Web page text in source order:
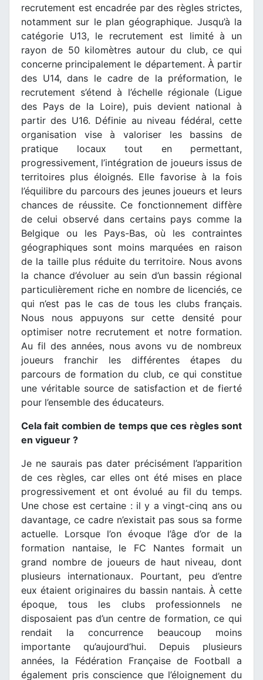
recrutement est encadrée par des règles strictes,
notamment sur le plan géographique. Jusqu’à la
catégorie U13, le recrutement est limité à un
rayon de 50 kilomètres autour du club, ce qui
concerne principalement le département. À partir
des U14, dans le cadre de la préformation, le
recrutement s’étend à l’échelle régionale (Ligue
des Pays de la Loire), puis devient national à
partir des U16. Définie au niveau fédéral, cette
organisation vise à valoriser les bassins de
pratique locaux tout en permettant,
progressivement, l’intégration de joueurs issus de
territoires plus éloignés. Elle favorise à la fois
l’équilibre du parcours des jeunes joueurs et leurs
chances de réussite. Ce fonctionnement diffère
de celui observé dans certains pays comme la
Belgique ou les Pays-Bas, où les contraintes
géographiques sont moins marquées en raison
de la taille plus réduite du territoire. Nous avons
la chance d’évoluer au sein d’un bassin régional
particulièrement riche en nombre de licenciés, ce
qui n’est pas le cas de tous les clubs français.
Nous nous appuyons sur cette densité pour
optimiser notre recrutement et notre formation.
Au fil des années, nous avons vu de nombreux
joueurs franchir les différentes étapes du
parcours de formation du club, ce qui constitue
une véritable source de satisfaction et de fierté
pour l’ensemble des éducateurs.
Cela fait combien de temps que ces règles sont
en vigueur ?
Je ne saurais pas dater précisément l’apparition
de ces règles, car elles ont été mises en place
progressivement et ont évolué au fil du temps.
Une chose est certaine : il y a vingt-cinq ans ou
davantage, ce cadre n’existait pas sous sa forme
actuelle. Lorsque l’on évoque l’âge d’or de la
formation nantaise, le FC Nantes formait un
grand nombre de joueurs de haut niveau, dont
plusieurs internationaux. Pourtant, peu d’entre
eux étaient originaires du bassin nantais. À cette
époque, tous les clubs professionnels ne
disposaient pas d’un centre de formation, ce qui
rendait la concurrence beaucoup moins
importante qu’aujourd’hui. Depuis plusieurs
années, la Fédération Française de Football a
également pris conscience que l’éloignement du